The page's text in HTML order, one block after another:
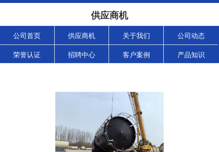
供应商机
公司首页 供应商机 关于我们 公司动态
荣誉认证 招聘中心 客户案例 产品知识